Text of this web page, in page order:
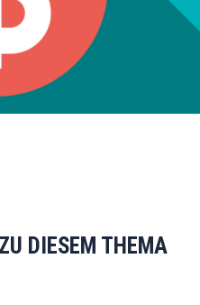
DIESEM THEMA